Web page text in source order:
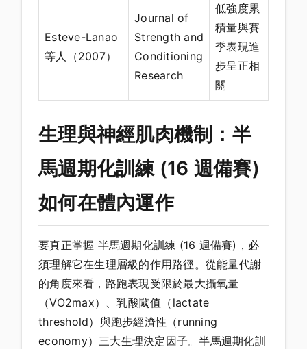
Esteve-Lanao
等人（2007）
Journal of
Strength and
Conditioning
Research
低強度累
積量與賽
季表現進
步呈正相
關
生理與神經肌肉機制：半
馬週期化訓練 (16 週備賽)
如何在體內運作
要真正掌握 半馬週期化訓練 (16 週備賽)，必
須理解它在生理層級的作用路徑。從能量代謝
的角度來看，路跑表現受限於最大攝氧量
（VO2max）、乳酸閾值（lactate
threshold）與跑步經濟性（running
economy）三大生理決定因子。半馬週期化訓